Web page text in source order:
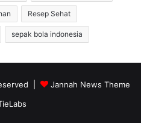
Resep Sehat
sepak bola indonesia
|
Jannah News Theme